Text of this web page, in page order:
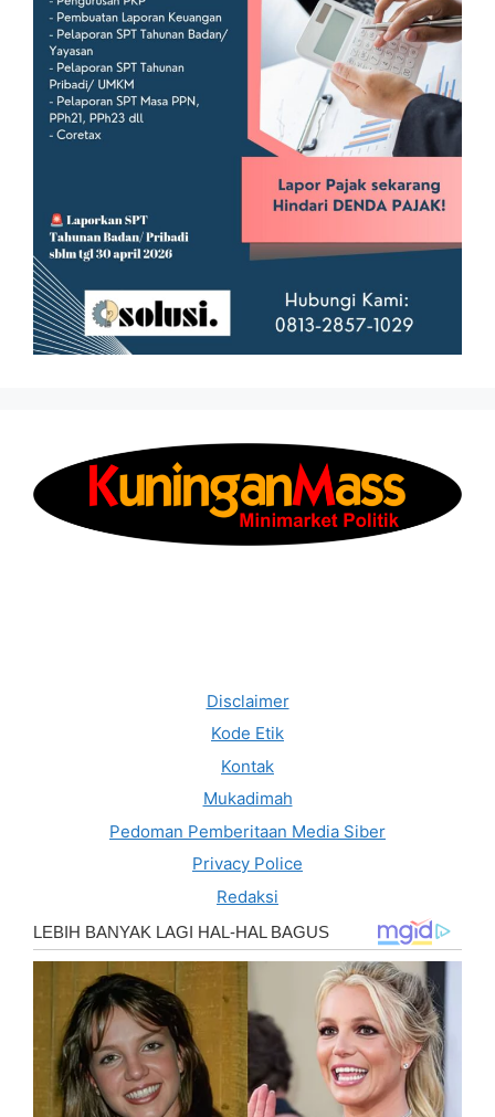
Disclaimer
Kode Etik
Kontak
Mukadimah
Pedoman Pemberitaan Media Siber
Privacy Police
Redaksi